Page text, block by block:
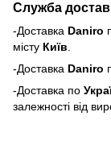
Служба
-Доставка Daniro
місту Київ
-Доставка Daniro
-Доставка по
залежності від